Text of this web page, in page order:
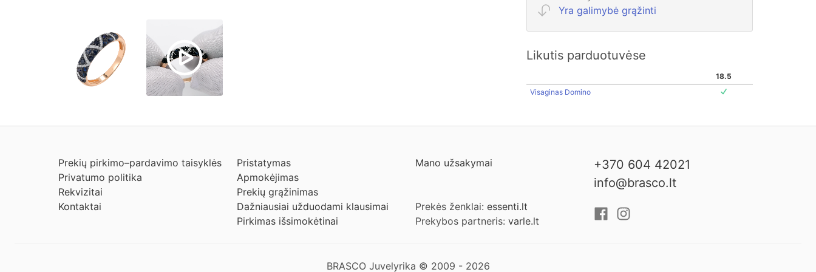
Yra galimybė grąžinti
Likutis parduotuvėse
18.5
Visaginas Domino
Prekių pirkimo–pardavimo taisyklės
Privatumo politika
Rekvizitai
Kontaktai
Pristatymas
Apmokėjimas
Prekių grąžinimas
Dažniausiai užduodami klausimai
Pirkimas išsimokėtinai
Mano užsakymai
Prekės ženklai: essenti.lt
Prekybos partneris: varle.lt
+370 604 42021
info@brasco.lt
BRASCO Juvelyrika © 2009 - 2026